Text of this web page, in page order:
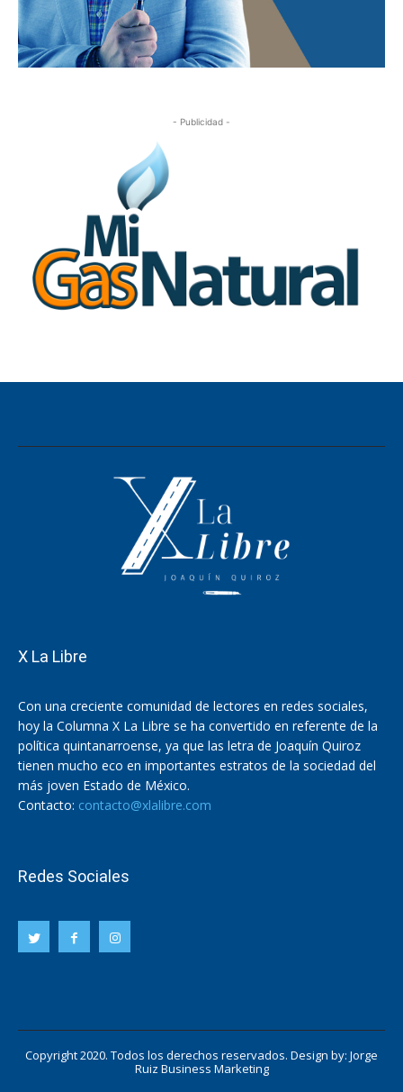
X La Libre
Con una creciente comunidad de lectores en redes sociales,
hoy la Columna X La Libre se ha convertido en referente de la
política quintanarroense, ya que las letra de Joaquín Quiroz
tienen mucho eco en importantes estratos de la sociedad del
más joven Estado de México.
Contacto: contacto@xlalibre.com
Redes Sociales
Copyright 2020. Todos los derechos reservados. Design by: Jorge
Ruiz Business Marketing